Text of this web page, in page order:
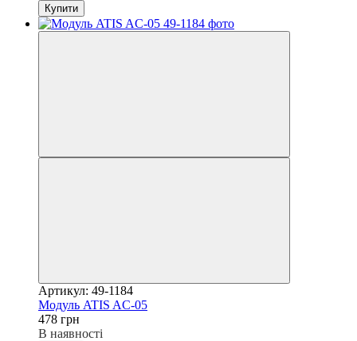
Купити
Артикул: 49-1184
Модуль ATIS AC-05
478 грн
В наявності